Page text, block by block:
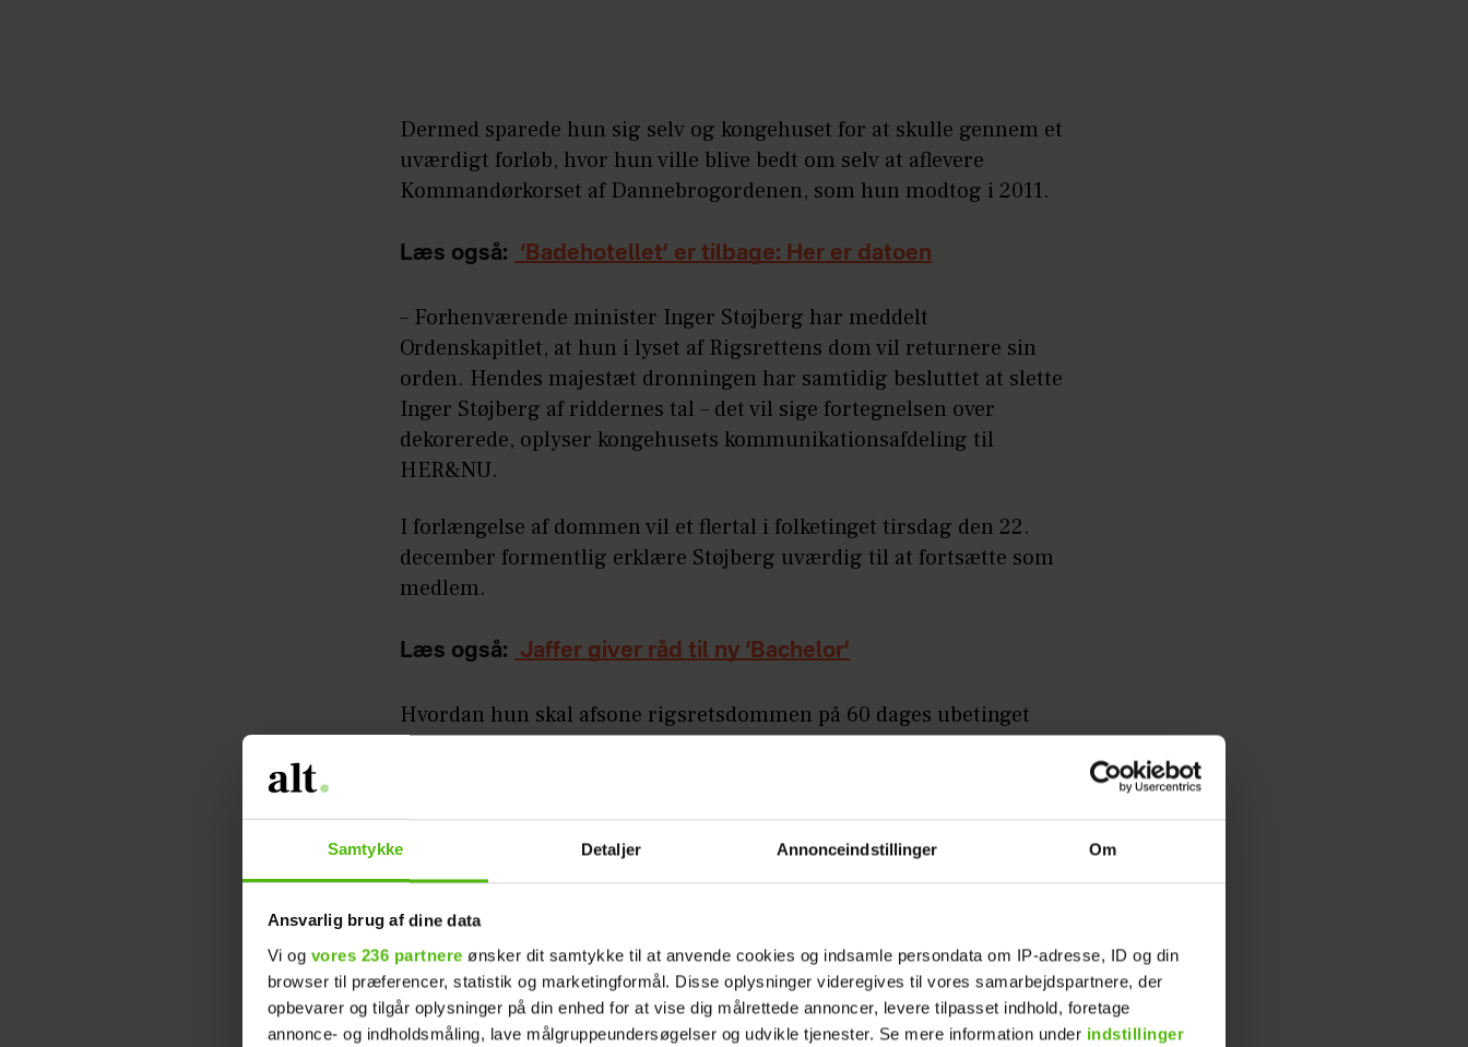
Samtykke Detaljer Annonceindstillinger Om
Ansvarlig brug af dine data
Vi og vores 236 partnere ønsker dit samtykke til at anvende cookies og indsamle persondata om IP-adresse, ID og din
browser til præferencer, statistik og marketingformål. Disse oplysninger videregives til vores samarbejdspartnere, der
opbevarer og tilgår oplysninger på din enhed for at vise dig målrettede annoncer, levere tilpasset indhold, foretage
annonce- og indholdsmåling, lave målgruppeundersøgelser og udvikle tjenester. Se mere information under indstillinger
Dermed sparede hun sig selv og kongehuset for at skulle gennem et
uværdigt forløb, hvor hun ville blive bedt om selv at aflevere
Kommandørkorset af Dannebrogordenen, som hun modtog i 2011.
Læs også: ‘Badehotellet’ er tilbage: Her er datoen
– Forhenværende minister Inger Støjberg har meddelt
Ordenskapitlet, at hun i lyset af Rigsrettens dom vil returnere sin
orden. Hendes majestæt dronningen har samtidig besluttet at slette
Inger Støjberg af riddernes tal – det vil sige fortegnelsen over
dekorerede, oplyser kongehusets kommunikationsafdeling til
HER&NU.
I forlængelse af dommen vil et flertal i folketinget tirsdag den 22.
december formentlig erklære Støjberg uværdig til at fortsætte som
medlem.
Læs også: Jaffer giver råd til ny ‘Bachelor’
Hvordan hun skal afsone rigsretsdommen på 60 dages ubetinget
Kongelig familieforøgelse
KONGELIGE KENDTE